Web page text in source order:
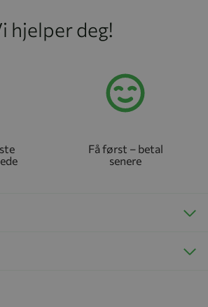
hjelper deg!
Få først – betal
senere